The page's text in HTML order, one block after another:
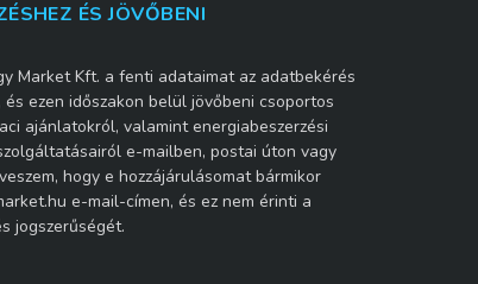
ÉS JÖVŐBENI
Market Kft. a fenti adataimat az adatbekérés
ezen időszakon belül jövőbeni csoportos
ajánlatokról, valamint energiabeszerzési
e-mailben, postai úton vagy
hogy e hozzájárulásomat bármikor
e-mail-címen, és ez nem érinti a
jogszerűségét.